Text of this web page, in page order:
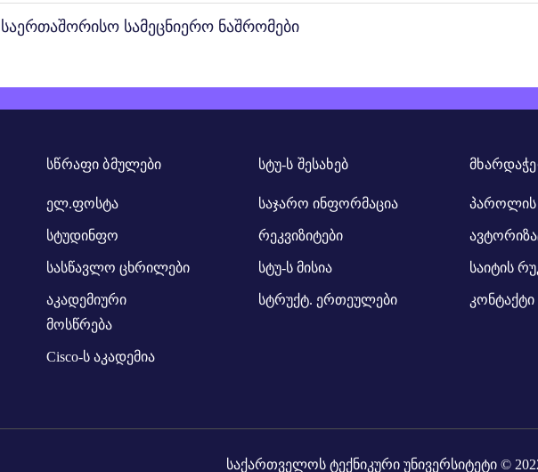
საერთაშორისო სამეცნიერო ნაშრომები
ᲡᲬᲠᲐᲤᲘ ᲑᲛᲣᲚᲔᲑᲘ
ელ.ფოსტა
სტუდინფო
სასწავლო ცხრილები
აკადემიური
მოსწრება
Cisco-ს აკადემია
ᲡᲢᲣ-Ს ᲨᲔᲡᲐᲮᲔᲑ
საჯარო ინფორმაცია
რეკვიზიტები
სტუ-ს მისია
სტრუქტ. ერთეულები
პაროლის
საიტის
კონტაქტი
საქართველოს ტექნიკური უნივერსიტეტი ©